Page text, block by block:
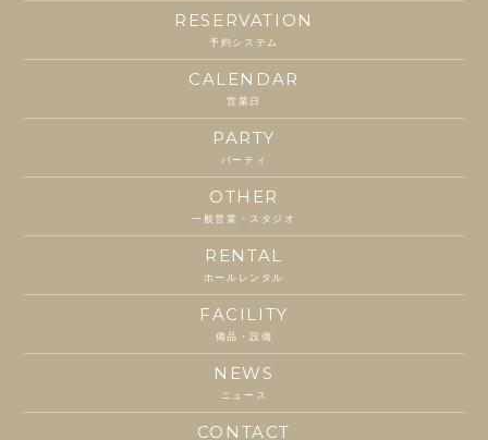
RESERVATION
予約システム
CALENDAR
営業日
PARTY
パーティ
OTHER
一般営業・スタジオ
RENTAL
ホールレンタル
FACILITY
備品・設備
NEWS
ニュース
CONTACT